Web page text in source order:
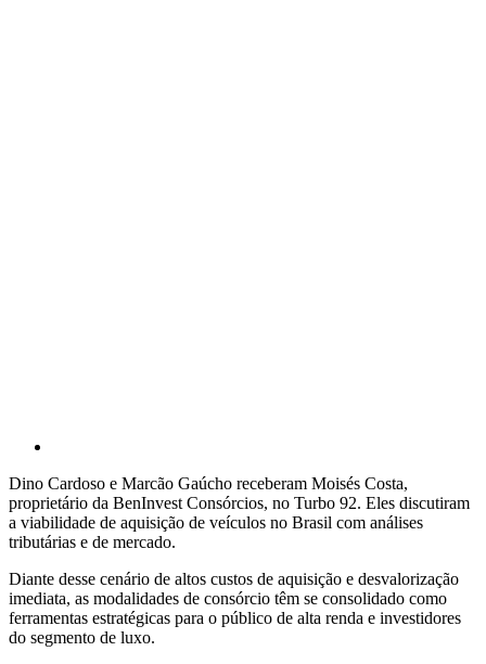
Dino Cardoso e Marcão Gaúcho receberam Moisés Costa,
proprietário da BenInvest Consórcios, no Turbo 92. Eles discutiram
a viabilidade de aquisição de veículos no Brasil com análises
tributárias e de mercado.
Diante desse cenário de altos custos de aquisição e desvalorização
imediata, as modalidades de consórcio têm se consolidado como
ferramentas estratégicas para o público de alta renda e investidores
do segmento de luxo.